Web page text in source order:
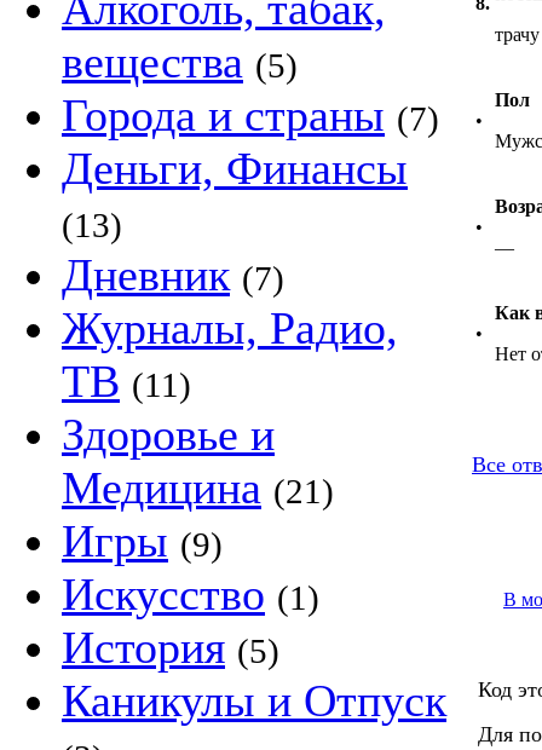
вещества (5)
Города и страны (7)
Деньги, Финансы
(13)
Дневник (7)
Журналы, Радио,
ТВ (11)
Здоровье и
Медицина (21)
Игры (9)
Искусство (1)
История (5)
Каникулы и Отпуск
•
Пол
•
—
•
Как
Нет
Все
В
Код
Для